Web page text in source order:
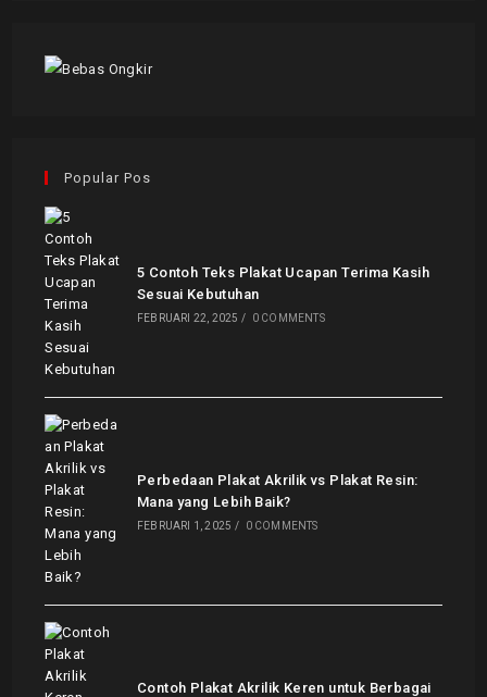
Popular Pos
5 Contoh Teks Plakat Ucapan Terima Kasih
Sesuai Kebutuhan
FEBRUARI 22, 2025 / 0 COMMENTS
Perbedaan Plakat Akrilik vs Plakat Resin:
Mana yang Lebih Baik?
FEBRUARI 1, 2025 / 0 COMMENTS
Contoh Plakat Akrilik Keren untuk Berbagai